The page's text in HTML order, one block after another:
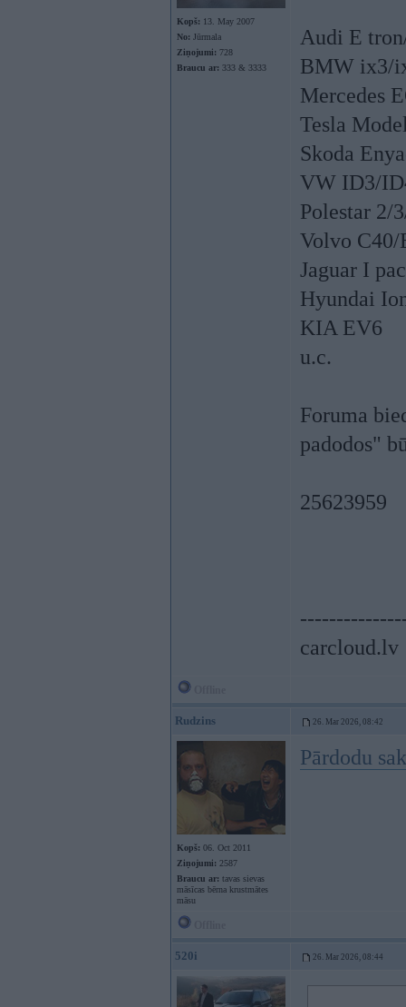
Kopš: 13. May 2007
No: Jūrmala
Ziņojumi: 728
Braucu ar: 333 & 3333
Audi E
BMW ix3/
Mercedes
Tesla
Skoda
VW ID3/
Polestar 2/
Volvo C40/
Jaguar I
Hyundai
KIA EV6
u.c.
Foruma
padodos"
25623959
carcloud.lv
Rudzins 26. Mar 2026, 08:42
Kopš: 06. Oct 2011
Ziņojumi: 2587
Braucu ar: tavas sievas
māsīcas bērna krustmātes
māsu
Pārdodu
520i 26. Mar 2026, 08:44